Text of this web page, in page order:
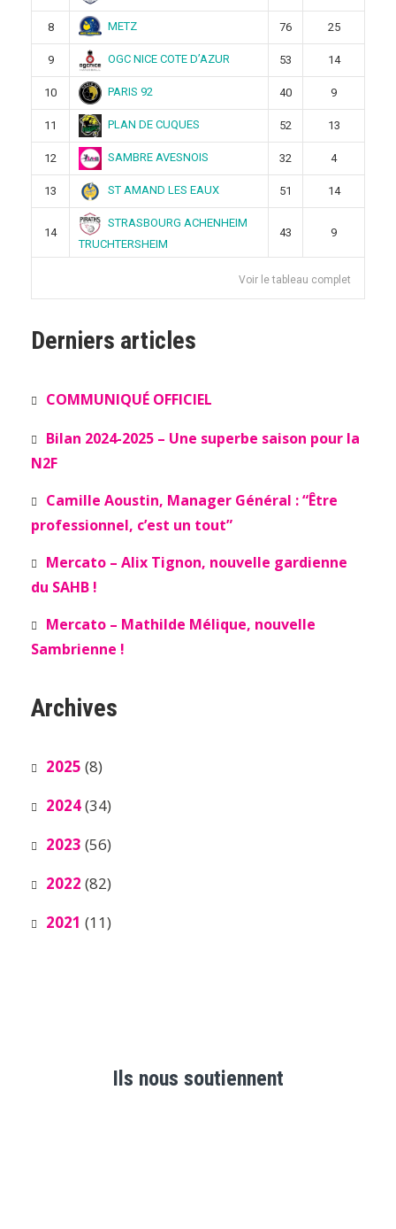
8 METZ 76 25
9 OGC NICE COTE D’AZUR 53 14
10 PARIS 92 40 9
11 PLAN DE CUQUES 52 13
12 SAMBRE AVESNOIS 32 4
13 ST AMAND LES EAUX 51 14
14
STRASBOURG ACHENHEIM
TRUCHTERSHEIM
43 9
Voir le tableau complet
Derniers articles
COMMUNIQUÉ OFFICIEL
Bilan 2024-2025 – Une superbe saison pour la
N2F
Camille Aoustin, Manager Général : “Être
professionnel, c’est un tout”
Mercato – Alix Tignon, nouvelle gardienne
du SAHB !
Mercato – Mathilde Mélique, nouvelle
Sambrienne !
Archives
2025 (8)
2024(34)
2023 (56)
2022 (82)
2021 (11)
Ils nous soutiennent